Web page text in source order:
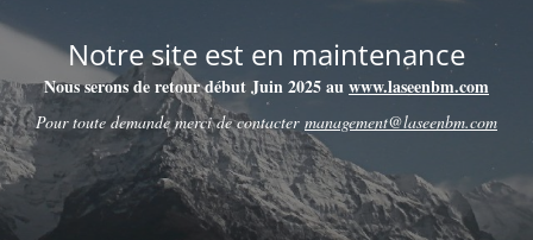
Notre site est en maintenance
Nous serons de retour début Juin 2025 auwww.laseenbm.com
Pour toute demande merci de contacter management@laseenbm.com